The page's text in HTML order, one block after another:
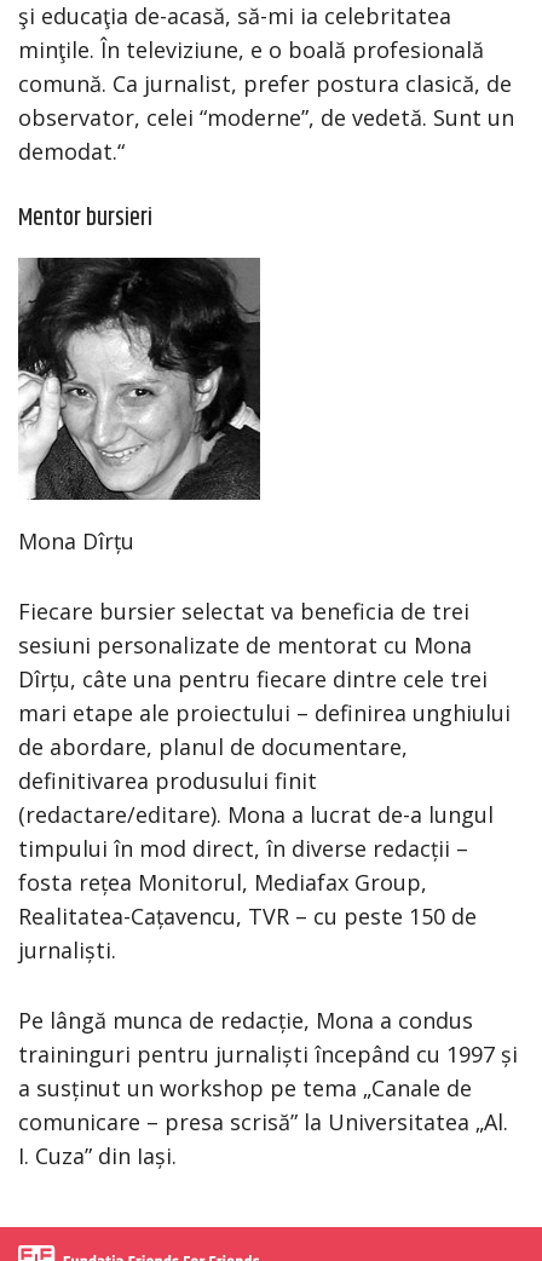
şi educaţia de-acasă, să-mi ia celebritatea
minţile. În televiziune, e o boală profesională
comună. Ca jurnalist, prefer postura clasică, de
observator, celei “moderne”, de vedetă. Sunt un
demodat.“
Mentor bursieri
Mona Dîrțu
Fiecare bursier selectat va beneficia de trei
sesiuni personalizate de mentorat cu Mona
Dîrțu, câte una pentru fiecare dintre cele trei
mari etape ale proiectului – definirea unghiului
de abordare, planul de documentare,
definitivarea produsului finit
(redactare/editare). Mona a lucrat de-a lungul
timpului în mod direct, în diverse redacții –
fosta rețea Monitorul, Mediafax Group,
Realitatea-Cațavencu, TVR – cu peste 150 de
jurnaliști.
Pe lângă munca de redacție, Mona a condus
traininguri pentru jurnaliști începând cu 1997 și
a susținut un workshop pe tema „Canale de
comunicare – presa scrisă” la Universitatea „Al.
I. Cuza” din Iași.